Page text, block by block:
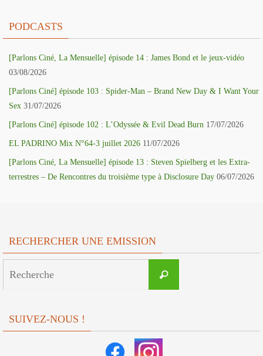
PODCASTS
[Parlons Ciné, La Mensuelle] épisode 14 : James Bond et le jeux-vidéo
03/08/2026
[Parlons Ciné] épisode 103 : Spider-Man – Brand New Day & I Want Your
Sex 31/07/2026
[Parlons Ciné] épisode 102 : L’Odyssée & Evil Dead Burn 17/07/2026
EL PADRINO Mix N°64-3 juillet 2026 11/07/2026
[Parlons Ciné, La Mensuelle] épisode 13 : Steven Spielberg et les Extra-
terrestres – De Rencontres du troisième type à Disclosure Day 06/07/2026
RECHERCHER UNE EMISSION
Recherche
SUIVEZ-NOUS !